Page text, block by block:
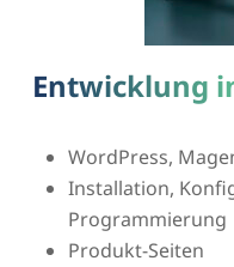
Entwicklung
WordPress,
Installation,
Programmierung
Produkt-Seiten